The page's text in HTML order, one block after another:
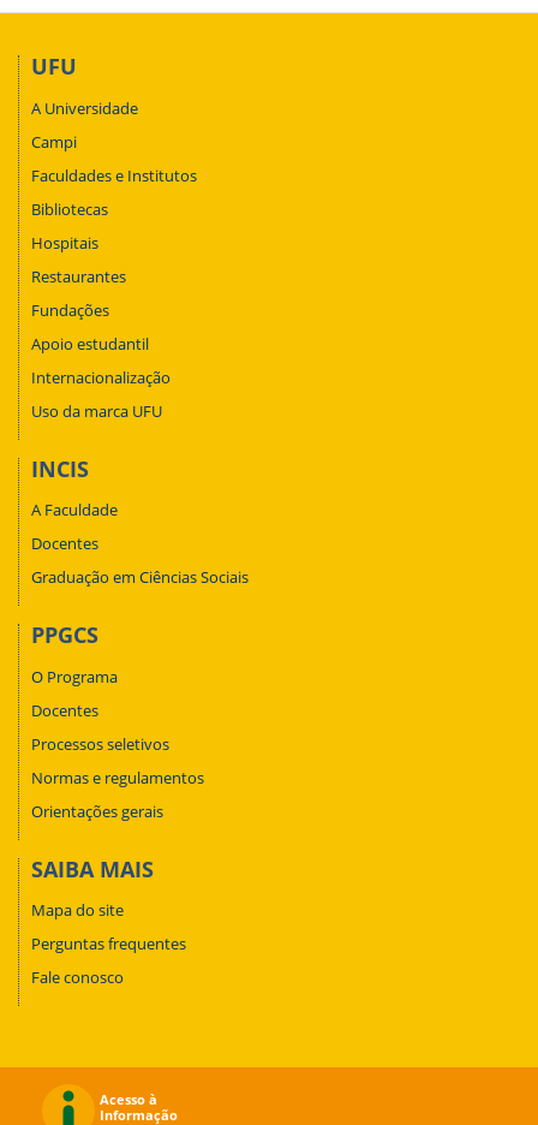
UFU
A Universidade
Campi
Faculdades e Institutos
Bibliotecas
Hospitais
Restaurantes
Fundações
Apoio estudantil
Internacionalização
Uso da marca UFU
INCIS
A Faculdade
Docentes
Graduação em Ciências Sociais
PPGCS
O Programa
Docentes
Processos seletivos
Normas e regulamentos
Orientações gerais
SAIBA MAIS
Mapa do site
Perguntas frequentes
Fale conosco